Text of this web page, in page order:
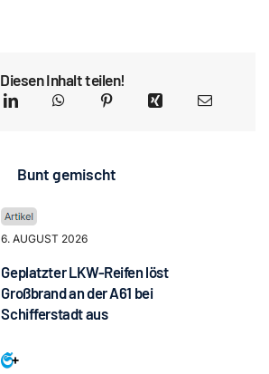
Diesen Inhalt teilen!
Bunt gemischt
6. AUGUST 2026
Geplatzter LKW-Reifen löst
Großbrand an der A61 bei
Schifferstadt aus